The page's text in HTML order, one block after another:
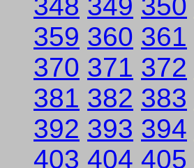
348 349 350
359 360 361
370 371 372
381 382 383
392 393 394
403 404 405